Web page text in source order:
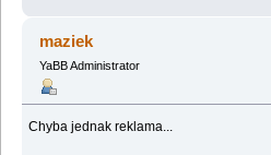
maziek
YaBB Administrator
Chyba jednak reklama...